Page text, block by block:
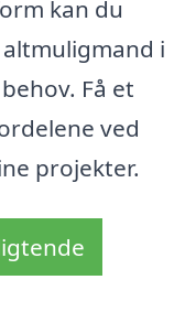
kan du
i
Få et
ved
projekter.